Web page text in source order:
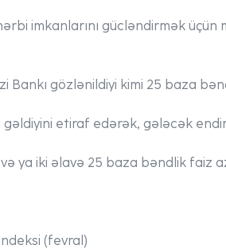
imkanlarını gücləndirmək
Bankı gözlənildiyi kimi 25 baza
gəldiyini etiraf edərək, gələcək
ya iki əlavə 25 baza bəndlik faiz
(fevral)